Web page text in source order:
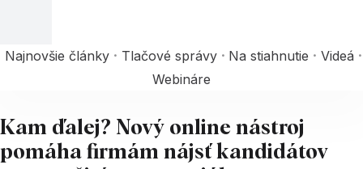
Najnovšie články Tlačové správy Na stiahnutie
Videá
Webináre
Kam ďalej? Nový online nástroj
pomáha firmám nájsť kandidátov